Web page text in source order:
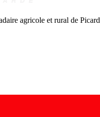
agricole et rural de